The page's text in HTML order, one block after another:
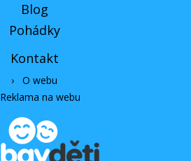
Blog
Pohádky
Kontakt
› O webu
Reklama na webu